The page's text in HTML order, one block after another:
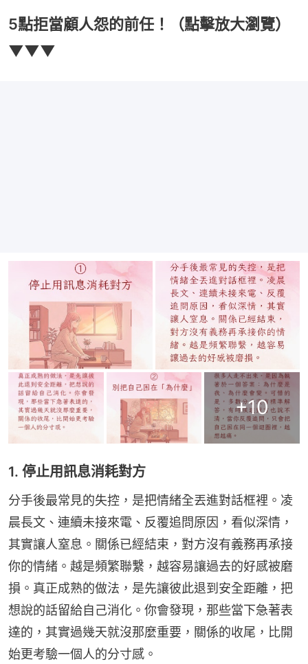
5點拒當顧人怨的前任！（點擊放大瀏覽）
▼▼▼
+10
1. 停止用訊息消耗對方
分手後最常見的失控，是把情緒全丟進對話框裡。凌
晨長文、連續未接來電、反覆追問原因，看似深情，
其實讓人窒息。關係已經結束，對方沒有義務再承接
你的情緒。越是頻繁聯繫，越容易讓過去的好感被磨
損。真正成熟的做法，是先讓彼此退到安全距離，把
想說的話留給自己消化。你會發現，那些當下急著表
達的，其實過幾天就沒那麼重要，關係的收尾，比開
始更考驗一個人的分寸感。